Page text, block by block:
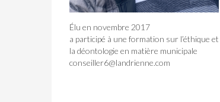
Élu en novembre 2017
a participé à une formation sur l’éthique et
la déontologie en matière municipale
conseiller6@landrienne.com